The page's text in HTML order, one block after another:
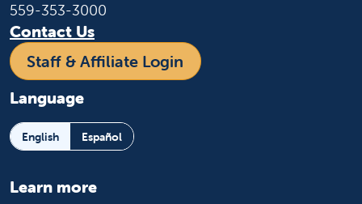
559-353-3000
Contact Us
Staff & Affiliate Login
Language
English Español
Learn more